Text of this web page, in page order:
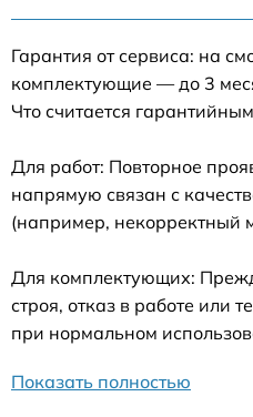
Гарантия от сервиса: на
комплектующие — до 3
Что считается
Для работ: Повторное
напрямую связан с
(например, некорректный
Для комплектующих:
строя, отказ в работе или
при нормальном
Показать полностью